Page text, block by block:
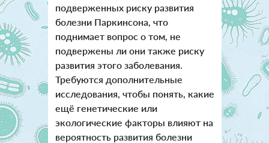
подверженных риску развития
болезни Паркинсона, что
поднимает вопрос о том, не
подвержены ли они также риску
развития этого заболевания.
Требуются дополнительные
исследования, чтобы понять, какие
ещё генетические или
экологические факторы влияют на
вероятность развития болезни